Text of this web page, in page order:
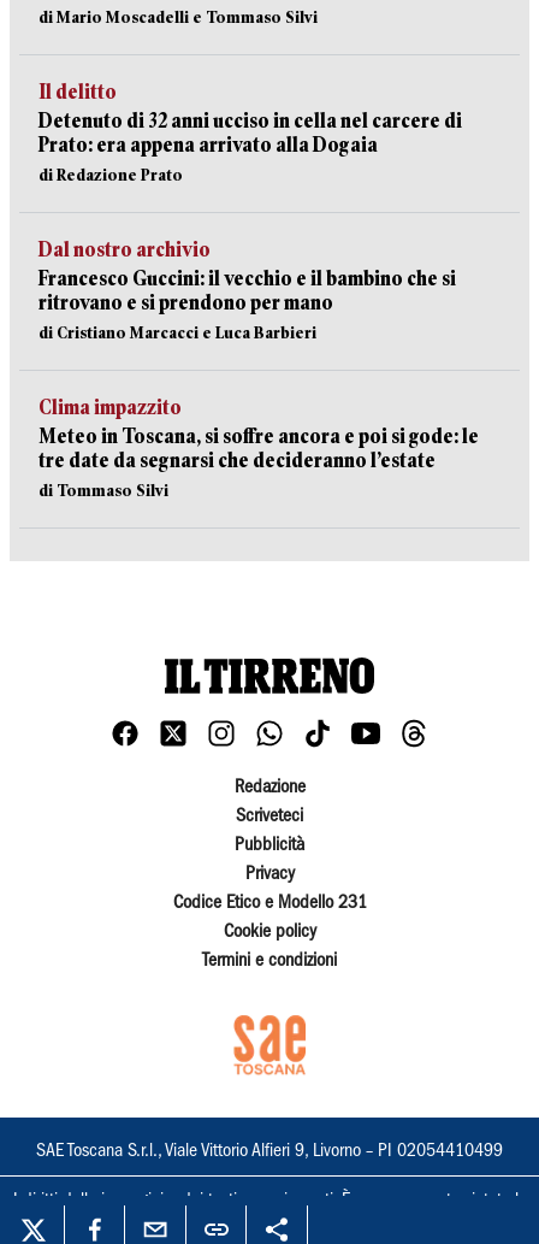
di Mario Moscadelli e Tommaso Silvi
Il delitto
Detenuto di 32 anni ucciso in cella nel carcere di
Prato: era appena arrivato alla Dogaia
di Redazione Prato
Dal nostro archivio
Francesco Guccini: il vecchio e il bambino che si
ritrovano e si prendono per mano
di Cristiano Marcacci e Luca Barbieri
Clima impazzito
Meteo in Toscana, si soffre ancora e poi si gode: le
tre date da segnarsi che decideranno l’estate
di Tommaso Silvi
Redazione
Scriveteci
Pubblicità
Privacy
Codice Etico e Modello 231
Cookie policy
Termini e condizioni
SAE Toscana S.r.l., Viale Vittorio Alfieri 9, Livorno – PI 02054410499
I diritti delle immagini e dei testi sono riservati. È espressamente vietata la
loro riproduzione con qualsiasi mezzo e l'adattamento totale o parziale.